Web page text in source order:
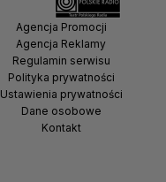
Agencja Promocji
Agencja Reklamy
Regulamin serwisu
Polityka prywatności
Ustawienia prywatności
Dane osobowe
Kontakt